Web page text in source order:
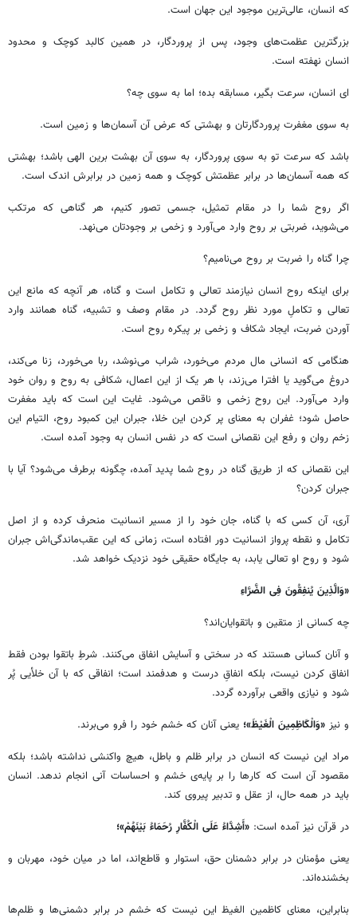
که انسان، عالی‌ترین موجود این جهان است.
بزرگترین عظمت‌های وجود، پس از پروردگار، در همین کالبد کوچک و محدود
انسان نهفته است.
ای انسان، سرعت بگیر، مسابقه بده؛ اما به سوی چه؟
به سوی مغفرت پروردگارتان و بهشتی که عرض آن آسمان‌ها و زمین است.
باشد که سرعت تو به سوی پروردگار، به سوی آن بهشت برین الهی باشد؛ بهشتی
که همه آسمان‌ها در برابر عظمتش کوچک و همه زمین در برابرش اندک است.
اگر روح شما را در مقام تمثیل، جسمی تصور کنیم، هر گناهی که مرتکب
می‌شوید، ضربتی بر روح وارد می‌آورد و زخمی بر وجودتان می‌نهد.
چرا گناه را ضربت بر روح می‌نامیم؟
برای اینکه روح انسان نیازمند تعالی و تکامل است و گناه، هر آنچه که مانع این
تعالی و تکاملِ مورد نظر روح گردد. در مقام وصف و تشبیه، گناه همانند وارد
آوردن ضربت، ایجاد شکاف و زخمی بر پیکره روح است.
هنگامی که انسانی مال مردم می‌خورد، شراب می‌نوشد، ربا می‌خورد، زنا می‌کند،
دروغ می‌گوید یا افترا می‌زند، با هر یک از این اعمال، شکافی به روح و روان خود
وارد می‌آورد. این روح زخمی و ناقص می‌شود. غایت این است که باید مغفرت
حاصل شود؛ غفران به معنای پر کردن این خلا، جبران این کمبود روح، التیام این
زخم روان و رفع این نقصانی است که در نفس انسان به وجود آمده است.
این نقصانی که از طریق گناه در روح شما پدید آمده، چگونه برطرف می‌شود؟ آیا با
جبران کردن؟
آری، آن کسی که با گناه، جان خود را از مسیر انسانیت منحرف کرده و از اصل
تکامل و نقطه پرواز انسانیت دور افتاده است، زمانی که این عقب‌ماندگی‌اش جبران
شود و روح او تعالی یابد، به جایگاه حقیقی خود نزدیک خواهد شد.
«وَالَّذِینَ یُنفِقُونَ فِی الضَّرَّاءِ
چه کسانی از متقین و باتقوایان‌اند؟
و آنان کسانی هستند که در سختی و آسایش انفاق می‌کنند. شرطِ باتقوا بودن فقط
انفاق کردن نیست، بلکه انفاقِ درست و هدفمند است؛ انفاقی که با آن خلأیی پُر
شود و نیازی واقعی برآورده گردد.
و نیز «وَالْکَاظِمِینَ الْغَیْظَ»؛ یعنی آنان که خشم خود را فرو می‌برند.
مراد این نیست که انسان در برابر ظلم و باطل، هیچ واکنشی نداشته باشد؛ بلکه
مقصود آن است که کارها را بر پایه‌ی خشم و احساسات آنی انجام ندهد. انسان
باید در همه حال، از عقل و تدبیر پیروی کند.
در قرآن نیز آمده است: «أَشِدَّاءُ عَلَی الْکُفَّارِ رُحَمَاءُ بَیْنَهُمْ»؛
یعنی مؤمنان در برابر دشمنان حق، استوار و قاطع‌اند، اما در میان خود، مهربان و
بخشنده‌اند.
بنابراین، معنای کاظمین الغیظ این نیست که خشم در برابر دشمنی‌ها و ظلم‌ها